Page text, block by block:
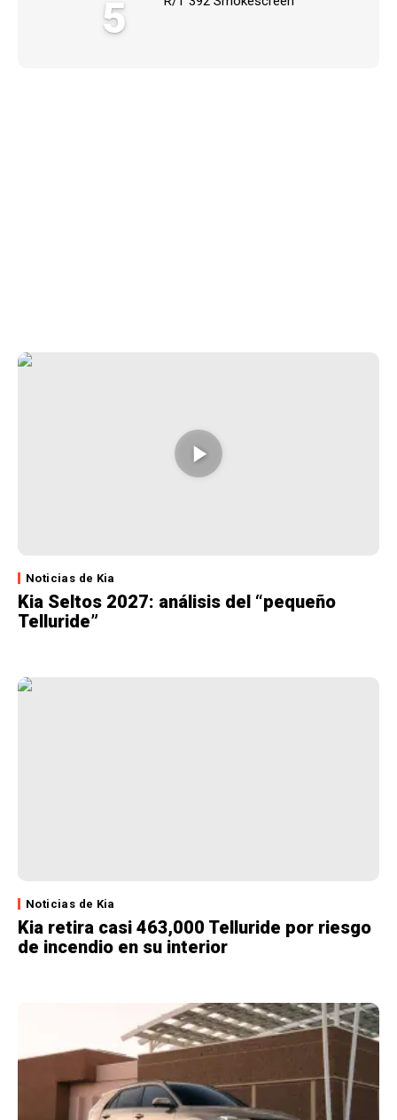
5
Noticias de Kia
Kia Seltos 2027: análisis del “pequeño
Telluride”
Noticias de Kia
Kia retira casi 463,000 Telluride por riesgo
de incendio en su interior